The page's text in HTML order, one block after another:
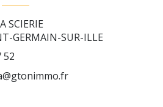
SCIERIE
GERMAIN-SUR-ILLE
52